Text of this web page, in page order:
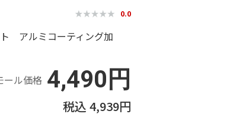
0.0
アルミコーティング加
ール価格 4,490円
4,939円